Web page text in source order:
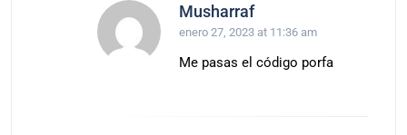
Musharraf
enero 27, 2023 at 11:36 am
Me pasas el código porfa